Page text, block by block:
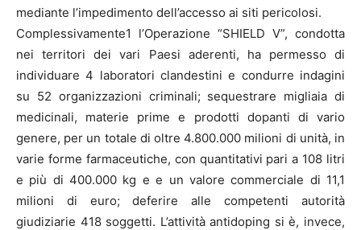
mediante l’impedimento dell’accesso ai siti pericolosi.
Complessivamente1 l’Operazione “SHIELD V”, condotta
nei territori dei vari Paesi aderenti, ha permesso di
individuare 4 laboratori clandestini e condurre indagini
su 52 organizzazioni criminali; sequestrare migliaia di
medicinali, materie prime e prodotti dopanti di vario
genere, per un totale di oltre 4.800.000 milioni di unità, in
varie forme farmaceutiche, con quantitativi pari a 108 litri
e più di 400.000 kg e e un valore commerciale di 11,1
milioni di euro; deferire alle competenti autorità
giudiziarie 418 soggetti. L’attività antidoping si è, invece,